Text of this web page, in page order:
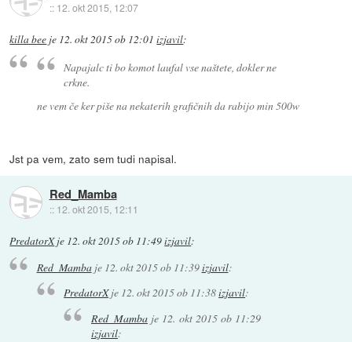
:: 12. okt 2015, 12:07
killa bee je 12. okt 2015 ob 12:01 izjavil:
Napajalc ti bo komot laufal vse naštete, dokler ne
crkne.
ne vem če ker piše na nekaterih grafičnih da rabijo min 500w
Jst pa vem, zato sem tudi napisal.
Red_Mamba
:: 12. okt 2015, 12:11
PredatorXje 12. okt 2015 ob 11:49izjavil:
Red_Mambaje 12. okt 2015 ob 11:39izjavil:
PredatorXje 12. okt 2015 ob 11:38izjavil:
Red_Mambaje 12. okt 2015 ob 11:29
izjavil: